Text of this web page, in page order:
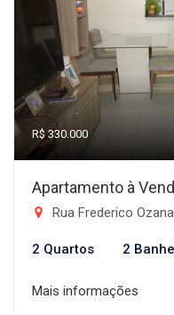
R$ 330.000
Apartamento à
Rua Frederico
2 Quartos 2
Mais informações